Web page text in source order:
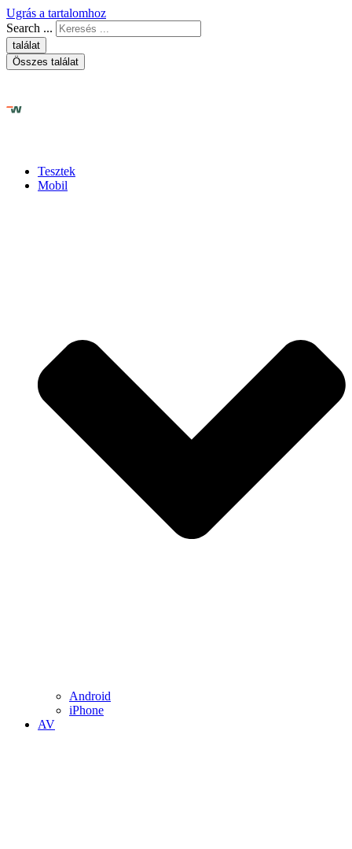
Ugrás a tartalomhoz
Search ...
találat
Összes találat
Tesztek
Mobil
Android
iPhone
AV